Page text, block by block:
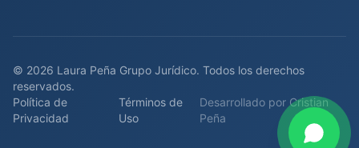
© 2026 Laura Peña Grupo Jurídico. Todos los derechos
reservados.
Política de
Privacidad
Términos de
Uso
Desarrollado por Cristian
Peña